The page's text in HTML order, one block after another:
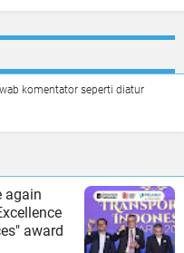
komentator seperti diatur
again
award